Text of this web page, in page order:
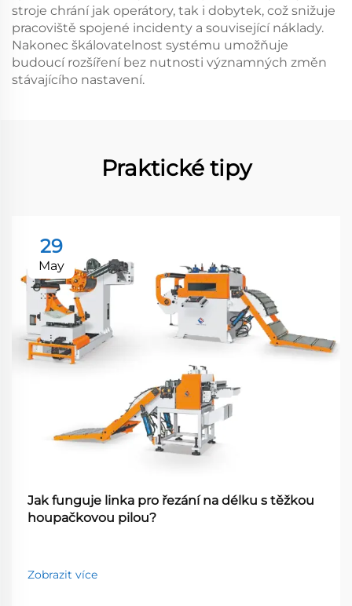
stroje chrání jak operátory, tak i dobytek, což snižuje
pracoviště spojené incidenty a související náklady.
Nakonec škálovatelnost systému umožňuje
budoucí rozšíření bez nutnosti významných změn
stávajícího nastavení.
Praktické tipy
29
May
Jak funguje linka pro řezání na délku s těžkou
houpačkovou pilou?
Zobrazit více